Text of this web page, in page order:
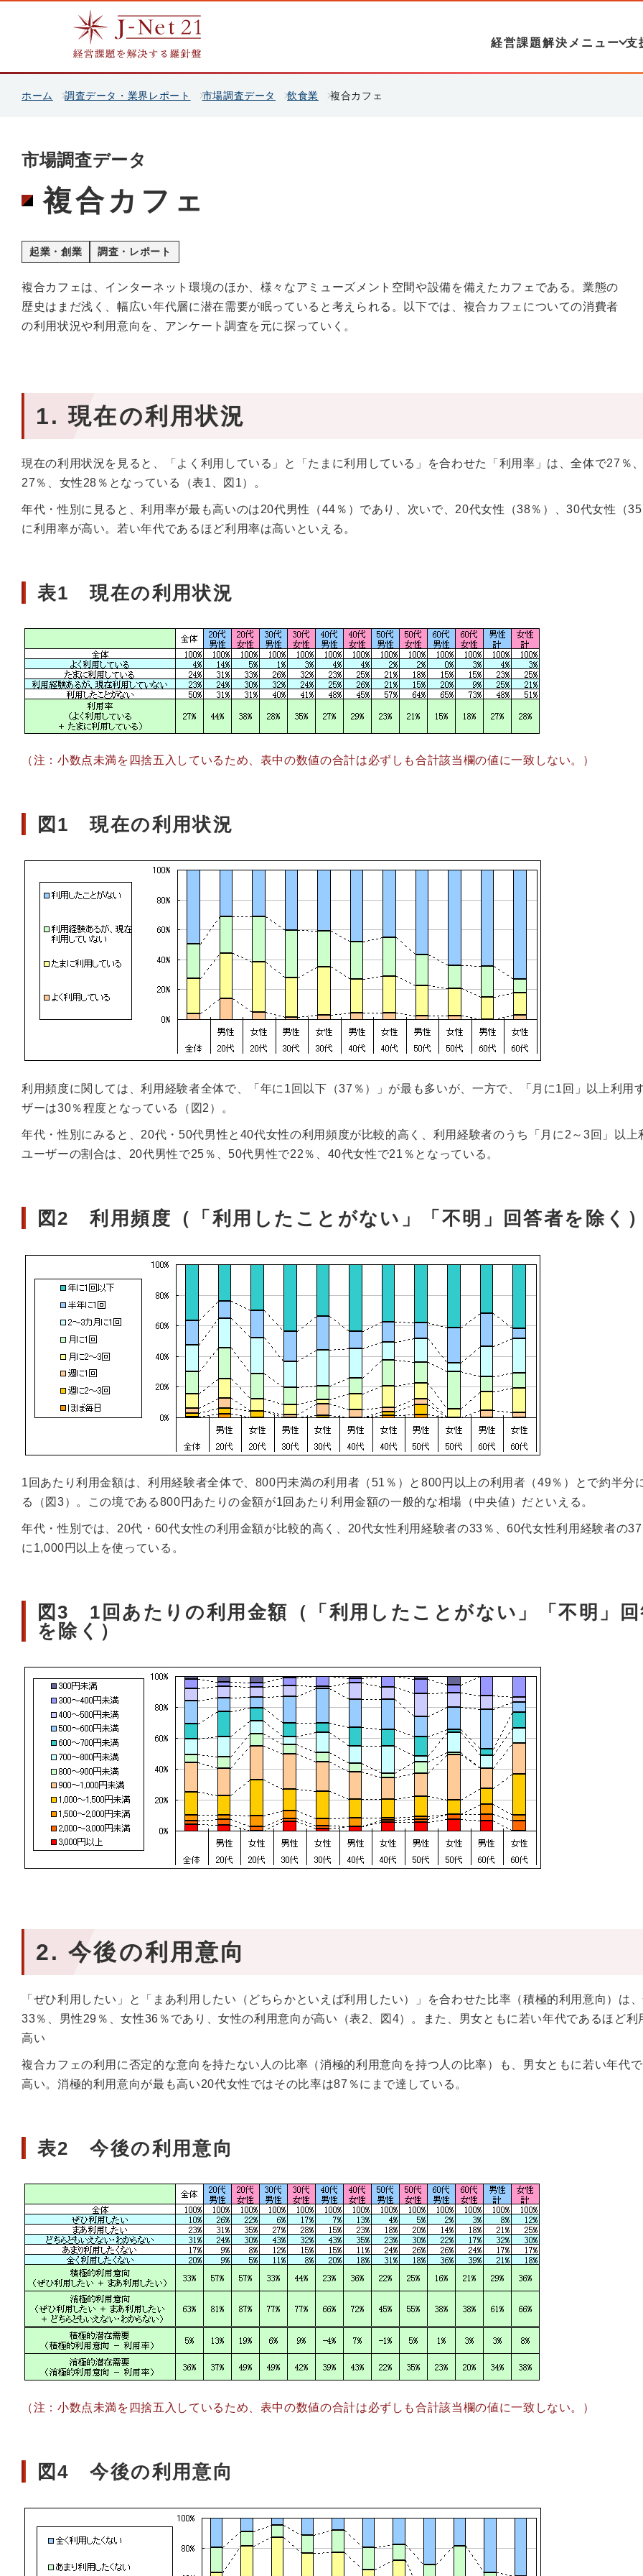
経営課題解決メニュー 支
ホーム 調査データ・業界レポート 市場調査データ 飲食業 複合カフェ
市場調査データ
複合カフェ
起業・創業 調査・レポート
複合カフェは、インターネット環境のほか、様々なアミューズメント空間や設備を備えたカフェである。業態の
歴史はまだ浅く、幅広い年代層に潜在需要が眠っていると考えられる。以下では、複合カフェについての消費者
の利用状況や利用意向を、アンケート調査を元に探っていく。
1. 現在の利用状況
現在の利用状況を見ると、「よく利用している」と「たまに利用している」を合わせた「利用率」は、全体で27％
27％、女性28％となっている（表1、図1）。
年代・性別に見ると、利用率が最も高いのは20代男性（44％）であり、次いで、20代女性（38％）、30代女性（
に利用率が高い。若い年代であるほど利用率は高いといえる。
表1 現在の利用状況
（注：小数点未満を四捨五入しているため、表中の数値の合計は必ずしも合計該当欄の値に一致しない。）
図1 現在の利用状況
利用頻度に関しては、利用経験者全体で、「年に1回以下（37％）」が最も多いが、一方で、「月に1回」以上利用
ザーは30％程度となっている（図2）。
年代・性別にみると、20代・50代男性と40代女性の利用頻度が比較的高く、利用経験者のうち「月に2～3回」以上
ユーザーの割合は、20代男性で25％、50代男性で22％、40代女性で21％となっている。
図2 利用頻度（「利用したことがない」「不明」回答者を除く
1回あたり利用金額は、利用経験者全体で、800円未満の利用者（51％）と800円以上の利用者（49％）とで約半分
る（図3）。この境である800円あたりの金額が1回あたり利用金額の一般的な相場（中央値）だといえる。
年代・性別では、20代・60代女性の利用金額が比較的高く、20代女性利用経験者の33％、60代女性利用経験者の
に1,000円以上を使っている。
図3 1回あたりの利用金額（「利用したことがない」「不明」
を除く）
2. 今後の利用意向
「ぜひ利用したい」と「まあ利用したい（どちらかといえば利用したい）」を合わせた比率（積極的利用意向）は
33％、男性29％、女性36％であり、女性の利用意向が高い（表2、図4）。また、男女ともに若い年代であるほど利
高い
複合カフェの利用に否定的な意向を持たない人の比率（消極的利用意向を持つ人の比率）も、男女ともに若い年代
高い。消極的利用意向が最も高い20代女性ではその比率は87％にまで達している。
表2 今後の利用意向
（注：小数点未満を四捨五入しているため、表中の数値の合計は必ずしも合計該当欄の値に一致しない。）
図4 今後の利用意向